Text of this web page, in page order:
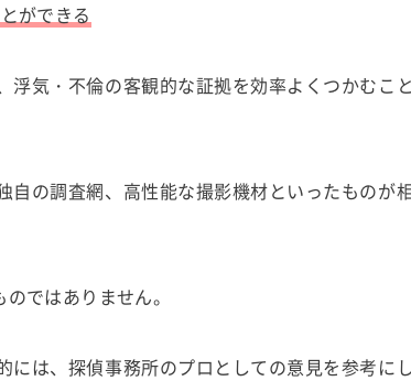
ができる
気・不倫の客観的な証拠を効率よくつかむこ
の調査網、高性能な撮影機材といったものが
ではありません。
は、探偵事務所のプロとしての意見を参考に